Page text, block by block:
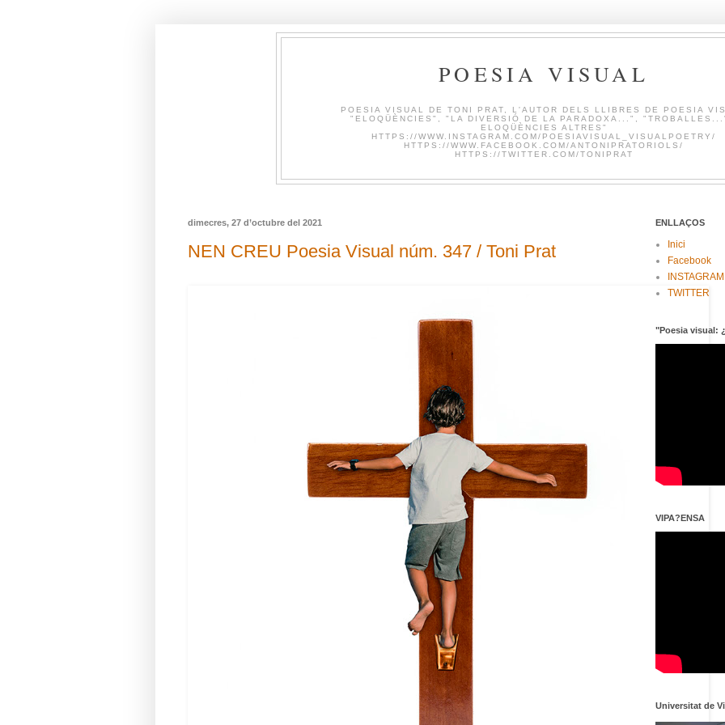
POESIA VISUAL
POESIA VISUAL DE TONI PRAT, L'AUTOR DELS LLIBRES DE POESIA
"ELOQÜÈNCIES", "LA DIVERSIÓ DE LA PARADOXA...",
ELOQÜÈNCIES ALTRES"
HTTPS://WWW.INSTAGRAM.COM/POESIAVISUAL_VISUALPOETRY/
HTTPS://WWW.FACEBOOK.COM/ANTONIPRATORIOLS/
HTTPS://TWITTER.COM/TONIPRAT
dimecres, 27 d’octubre del 2021
NEN CREU Poesia Visual núm. 347 / Toni Prat
ENLLAÇOS
Inici
Facebook
INSTAGRAM
TWITTER
"Poesia visual:
VIPA?ENSA
Universitat de